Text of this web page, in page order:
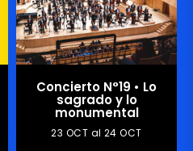
Concierto N°19 • Lo
sagrado y lo
monumental
23 OCT al 24 OCT